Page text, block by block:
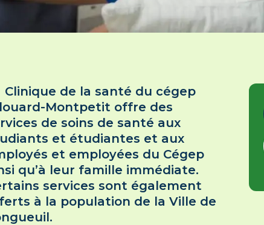
Clinique de la santé du cégep
Montpetit offre des
de soins de santé aux
et étudiantes et aux
et employées du Cégep
qu’à leur famille immédiate.
services sont également
à la population de la Ville de